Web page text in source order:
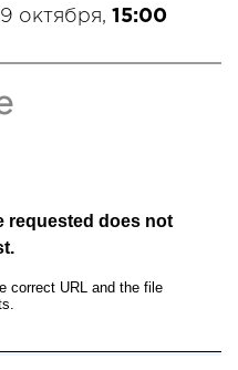
9 октября, 15:00